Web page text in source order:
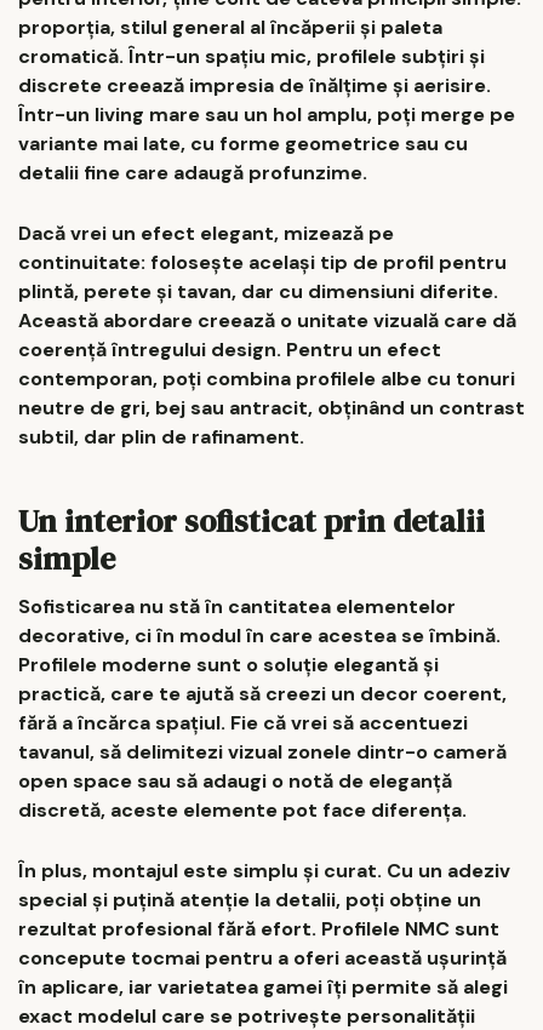
proporția, stilul general al încăperii și paleta
cromatică. Într-un spațiu mic, profilele subțiri și
discrete creează impresia de înălțime și aerisire.
Într-un living mare sau un hol amplu, poți merge pe
variante mai late, cu forme geometrice sau cu
detalii fine care adaugă profunzime.
Dacă vrei un efect elegant, mizează pe
continuitate: folosește același tip de profil pentru
plintă, perete și tavan, dar cu dimensiuni diferite.
Această abordare creează o unitate vizuală care dă
coerență întregului design. Pentru un efect
contemporan, poți combina profilele albe cu tonuri
neutre de gri, bej sau antracit, obținând un contrast
subtil, dar plin de rafinament.
Un interior sofisticat prin detalii
simple
Sofisticarea nu stă în cantitatea elementelor
decorative, ci în modul în care acestea se îmbină.
Profilele moderne sunt o soluție elegantă și
practică, care te ajută să creezi un decor coerent,
fără a încărca spațiul. Fie că vrei să accentuezi
tavanul, să delimitezi vizual zonele dintr-o cameră
open space sau să adaugi o notă de eleganță
discretă, aceste elemente pot face diferența.
În plus, montajul este simplu și curat. Cu un adeziv
special și puțină atenție la detalii, poți obține un
rezultat profesional fără efort. Profilele NMC sunt
concepute tocmai pentru a oferi această ușurință
în aplicare, iar varietatea gamei îți permite să alegi
exact modelul care se potrivește personalității